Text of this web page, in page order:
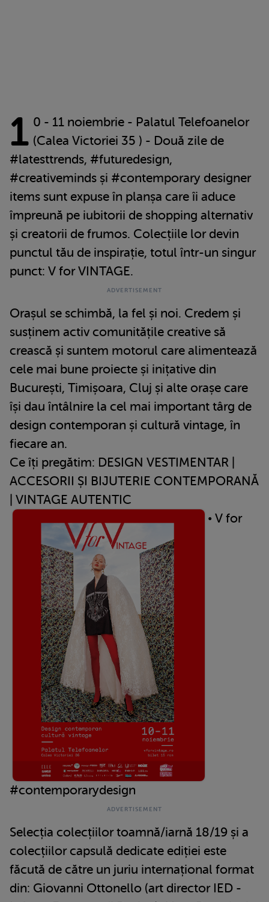
1 0 - 11 noiembrie - Palatul Telefoanelor
(Calea Victoriei 35 ) - Două zile de
#latesttrends, #futuredesign,
#creativeminds și #contemporary designer
items sunt expuse în planșa care îi aduce
împreună pe iubitorii de shopping alternativ
și creatorii de frumos. Colecțiile lor devin
punctul tău de inspirație, totul într-un singur
punct: V for VINTAGE.
Orașul se schimbă, la fel și noi. Credem și
susținem activ comunitățile creative să
crească și suntem motorul care alimentează
cele mai bune proiecte și inițative din
București, Timișoara, Cluj și alte orașe care
își dau întâlnire la cel mai important târg de
design contemporan și cultură vintage, în
fiecare an.
Ce îți pregătim: DESIGN VESTIMENTAR |
ACCESORII ȘI BIJUTERIE CONTEMPORANĂ
| VINTAGE AUTENTIC
• V for
#contemporarydesign
Selecția colecțiilor toamnă/iarnă 18/19 și a
colecțiilor capsulă dedicate ediției este
făcută de către un juriu internațional format
din: Giovanni Ottonello (art director IED -